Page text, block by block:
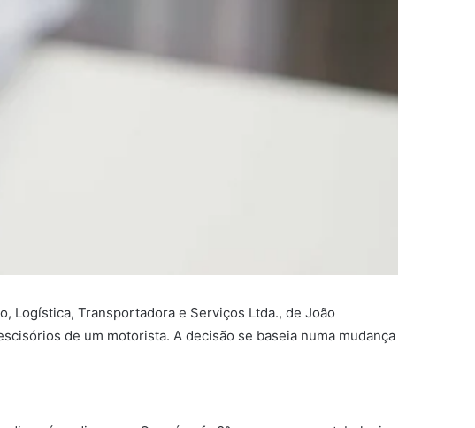
Logística, Transportadora e Serviços Ltda., de João
de um motorista. A decisão se baseia numa mudança